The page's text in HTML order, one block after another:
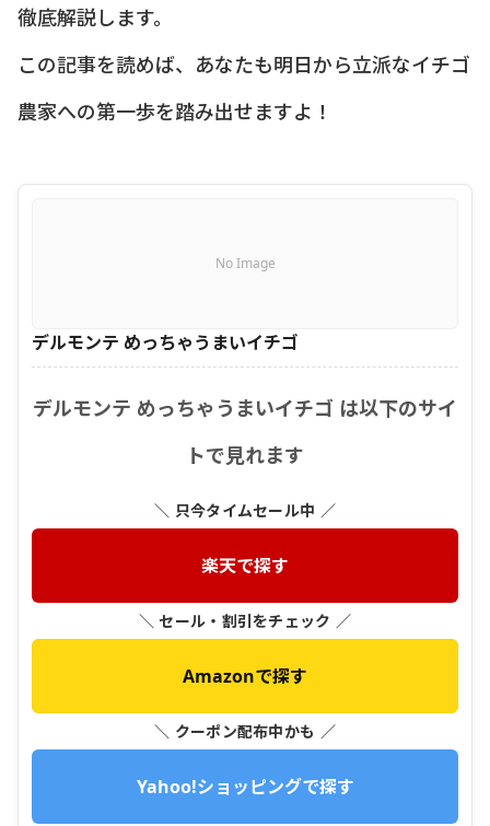
徹底解説します。
この記事を読めば、あなたも明日から立派なイチゴ
農家への第一歩を踏み出せますよ！
No Image
デルモンテ めっちゃうまいイチゴ
デルモンテ めっちゃうまいイチゴ は以下のサイ
トで見れます
＼ 只今タイムセール中 ／
楽天で探す
＼ セール・割引をチェック ／
Amazonで探す
＼ クーポン配布中かも ／
Yahoo!ショッピングで探す